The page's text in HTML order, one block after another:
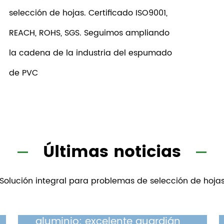
selección de hojas. Certificado ISO9001,
REACH, ROHS, SGS. Seguimos ampliando
la cadena de la industria del espumado
de PVC
Últimas noticias
Solución integral para problemas de selección de